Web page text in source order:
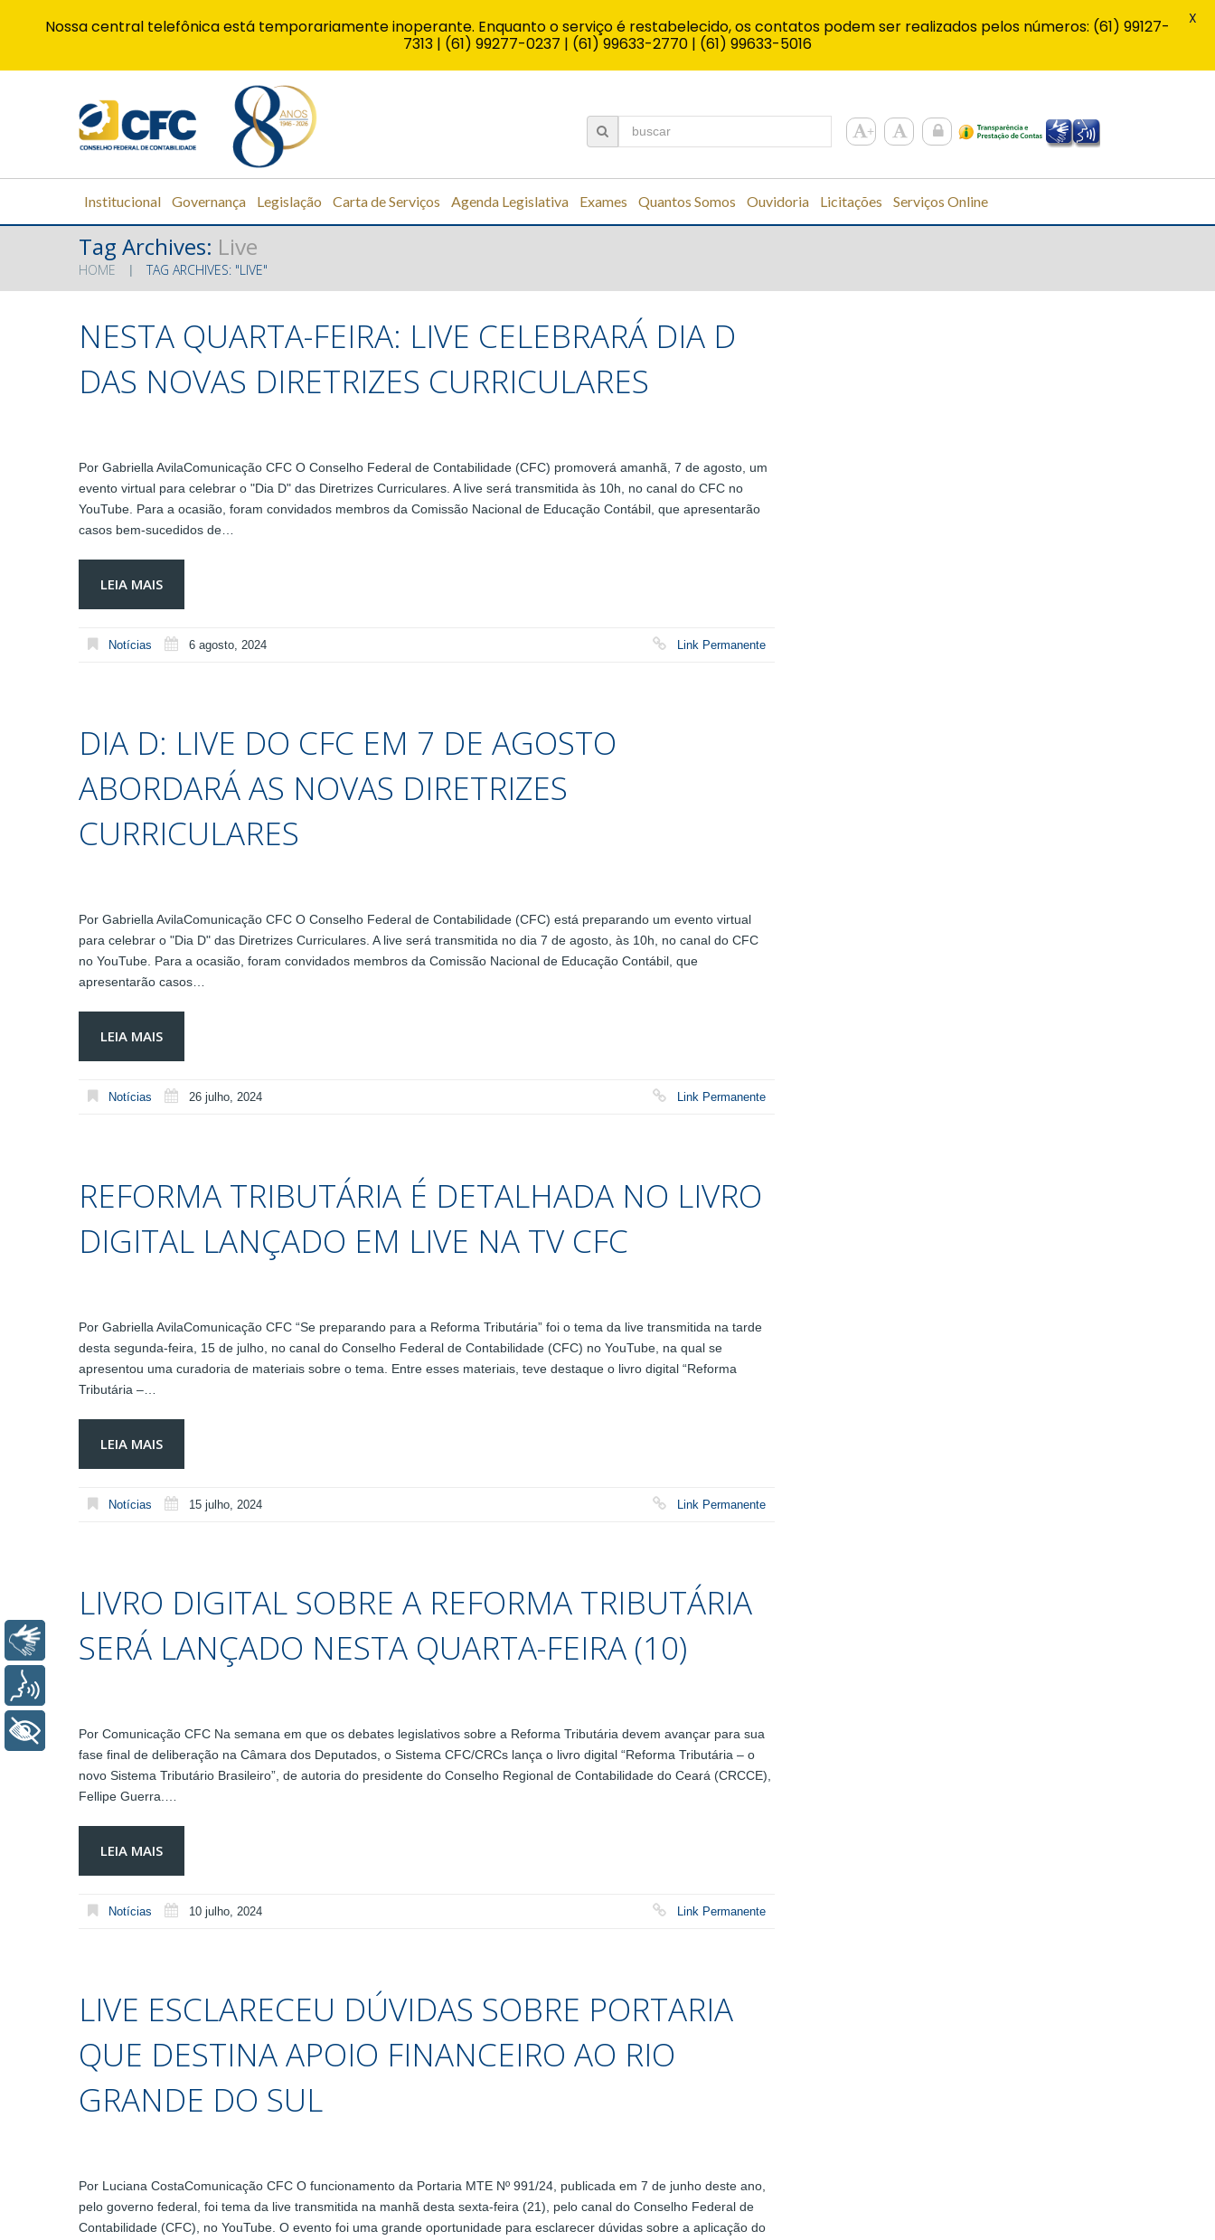
Institucional Governança Legislação Carta de Serviços Agenda Legislativa Exames Quantos Somos Ouvidoria Licitações Serviços Online
Tag Archives: Live
HOME TAG ARCHIVES: "LIVE"
NESTA QUARTA-FEIRA: LIVE CELEBRARÁ DIA D
DAS NOVAS DIRETRIZES CURRICULARES
Por Gabriella AvilaComunicação CFC O Conselho Federal de Contabilidade (CFC) promoverá amanhã, 7 de agosto, um
evento virtual para celebrar o "Dia D" das Diretrizes Curriculares. A live será transmitida às 10h, no canal do CFC no
YouTube. Para a ocasião, foram convidados membros da Comissão Nacional de Educação Contábil, que apresentarão
casos bem-sucedidos de…
LEIA MAIS
Notícias 6 agosto, 2024 Link Permanente
DIA D: LIVE DO CFC EM 7 DE AGOSTO
ABORDARÁ AS NOVAS DIRETRIZES
CURRICULARES
Por Gabriella AvilaComunicação CFC O Conselho Federal de Contabilidade (CFC) está preparando um evento virtual
para celebrar o "Dia D" das Diretrizes Curriculares. A live será transmitida no dia 7 de agosto, às 10h, no canal do CFC
no YouTube. Para a ocasião, foram convidados membros da Comissão Nacional de Educação Contábil, que
apresentarão casos…
LEIA MAIS
Notícias 26 julho, 2024 Link Permanente
REFORMA TRIBUTÁRIA É DETALHADA NO LIVRO
DIGITAL LANÇADO EM LIVE NA TV CFC
Por Gabriella AvilaComunicação CFC “Se preparando para a Reforma Tributária” foi o tema da live transmitida na tarde
desta segunda-feira, 15 de julho, no canal do Conselho Federal de Contabilidade (CFC) no YouTube, na qual se
apresentou uma curadoria de materiais sobre o tema. Entre esses materiais, teve destaque o livro digital “Reforma
Tributária –…
LEIA MAIS
Notícias 15 julho, 2024 Link Permanente
LIVRO DIGITAL SOBRE A REFORMA TRIBUTÁRIA
SERÁ LANÇADO NESTA QUARTA-FEIRA (10)
Por Comunicação CFC Na semana em que os debates legislativos sobre a Reforma Tributária devem avançar para sua
fase final de deliberação na Câmara dos Deputados, o Sistema CFC/CRCs lança o livro digital “Reforma Tributária – o
novo Sistema Tributário Brasileiro”, de autoria do presidente do Conselho Regional de Contabilidade do Ceará (CRCCE),
Fellipe Guerra.…
LEIA MAIS
Notícias 10 julho, 2024 Link Permanente
LIVE ESCLARECEU DÚVIDAS SOBRE PORTARIA
QUE DESTINA APOIO FINANCEIRO AO RIO
GRANDE DO SUL
Por Luciana CostaComunicação CFC O funcionamento da Portaria MTE Nº 991/24, publicada em 7 de junho deste ano,
pelo governo federal, foi tema da live transmitida na manhã desta sexta-feira (21), pelo canal do Conselho Federal de
Contabilidade (CFC), no YouTube. O evento foi uma grande oportunidade para esclarecer dúvidas sobre a aplicação do
Nossa central telefônica está temporariamente inoperante. Enquanto o serviço é restabelecido, os contatos podem ser realizados pelos números: (61) 99127-
7313 | (61) 99277-0237 | (61) 99633-2770 | (61) 99633-5016
X
Libras
+ Acessibilidade